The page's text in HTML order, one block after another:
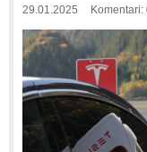
29.01.2025 Komentari: